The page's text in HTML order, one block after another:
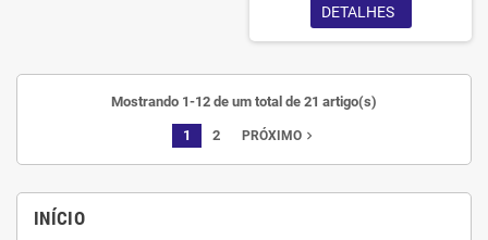
INÍCIO
DETALHES
Mostrando 1-12 de um total de 21 artigo(s)
1 2 PRÓXIMOnavigate_next